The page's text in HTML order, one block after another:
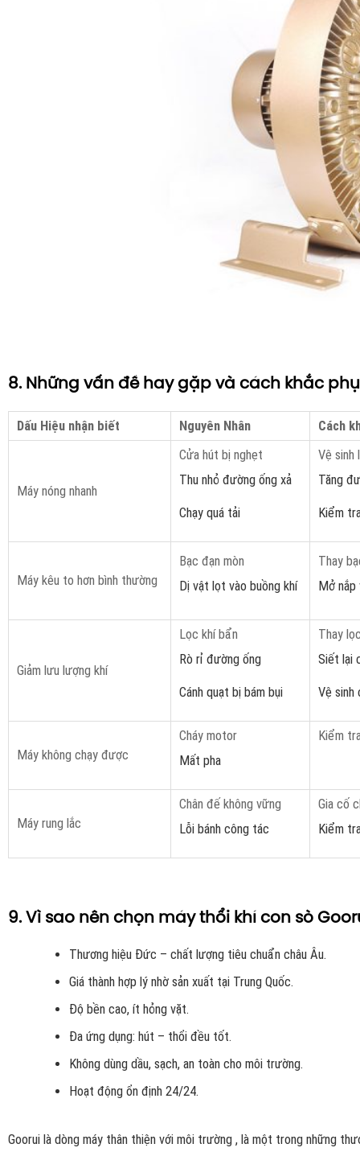
8. Những vấn đề hay gặp và cách khắc
Dấu Hiệu nhận biết Nguyên Nhân Cách
Máy nóng nhanh
Cửa hút bị nghẹt
Thu nhỏ đường ống xả
Chạy quá tải
Vệ sinh
Tăng
Kiểm
Máy kêu to hơn bình thường
Bạc đạn mòn
Dị vật lọt vào buồng khí
Thay
Mở nắp
Giảm lưu lượng khí
Lọc khí bẩn
Rò rỉ đường ống
Cánh quạt bị bám bụi
Thay
Siết lại
Vệ sinh
Máy không chạy được
Cháy motor
Mất pha
Kiểm
Máy rung lắc
Chân đế không vững
Lỗi bánh công tác
Gia cố
Kiểm
9. Vì sao nên chọn máy thổi khí con sò
Thương hiệu Đức – chất lượng tiêu chuẩn châu Âu.
Giá thành hợp lý nhờ sản xuất tại Trung Quốc.
Độ bền cao, ít hỏng vặt.
Đa ứng dụng: hút – thổi đều tốt.
Không dùng dầu, sạch, an toàn cho môi trường.
Hoạt động ổn định 24/24.
Goorui là dòng máy thân thiện với môi trường , là một trong những